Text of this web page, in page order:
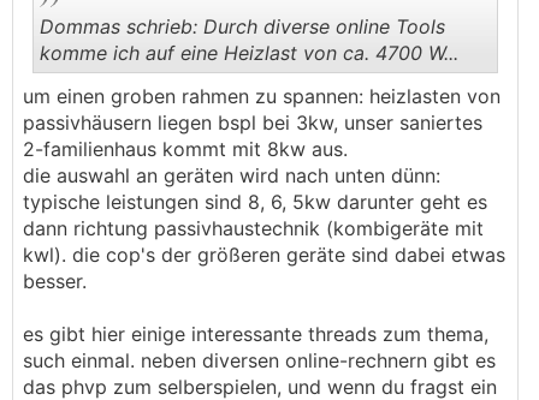
..
Dommas schrieb: Durch diverse online Tools
komme ich auf eine Heizlast von ca. 4700 W...
um einen groben rahmen zu spannen: heizlasten von
passivhäusern liegen bspl bei 3kw, unser saniertes
2-familienhaus kommt mit 8kw aus.
die auswahl an geräten wird nach unten dünn:
typische leistungen sind 8, 6, 5kw darunter geht es
dann richtung passivhaustechnik (kombigeräte mit
kwl). die cop's der größeren geräte sind dabei etwas
besser.
es gibt hier einige interessante threads zum thema,
such einmal. neben diversen online-rechnern gibt es
das phvp zum selberspielen, und wenn du fragst ein